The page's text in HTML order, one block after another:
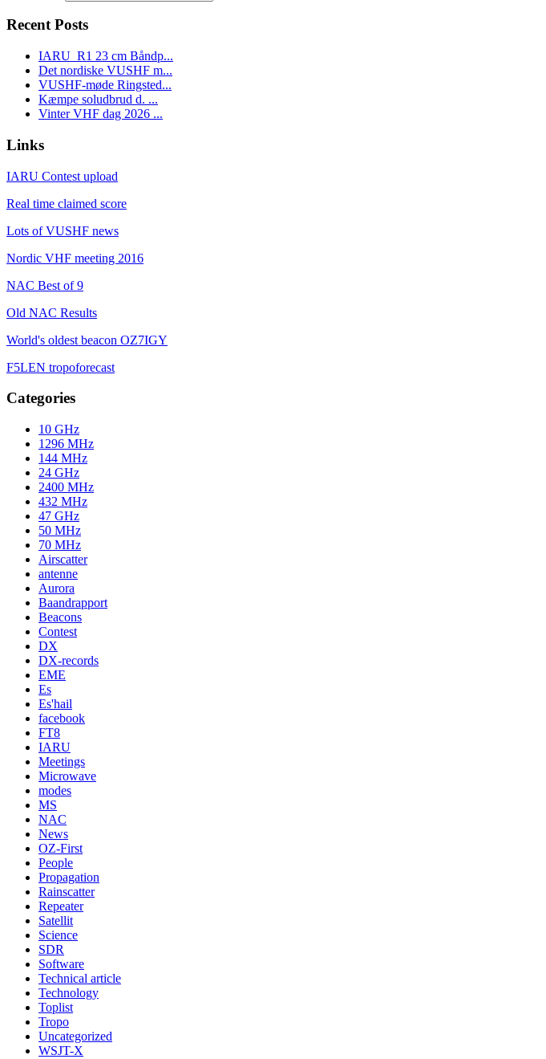
Recent Posts
IARU_R1 23 cm Båndp...
Det nordiske VUSHF m...
VUSHF-møde Ringsted...
Kæmpe soludbrud d. ...
Vinter VHF dag 2026 ...
Links
IARU Contest upload
Real time claimed score
Lots of VUSHF news
Nordic VHF meeting 2016
NAC Best of 9
Old NAC Results
World's oldest beacon OZ7IGY
F5LEN tropoforecast
Categories
10 GHz
1296 MHz
144 MHz
24 GHz
2400 MHz
432 MHz
47 GHz
50 MHz
70 MHz
Airscatter
antenne
Aurora
Baandrapport
Beacons
Contest
DX
DX-records
EME
Es
Es'hail
facebook
FT8
IARU
Meetings
Microwave
modes
MS
NAC
News
OZ-First
People
Propagation
Rainscatter
Repeater
Satellit
Science
SDR
Software
Technical article
Technology
Toplist
Tropo
Uncategorized
WSJT-X